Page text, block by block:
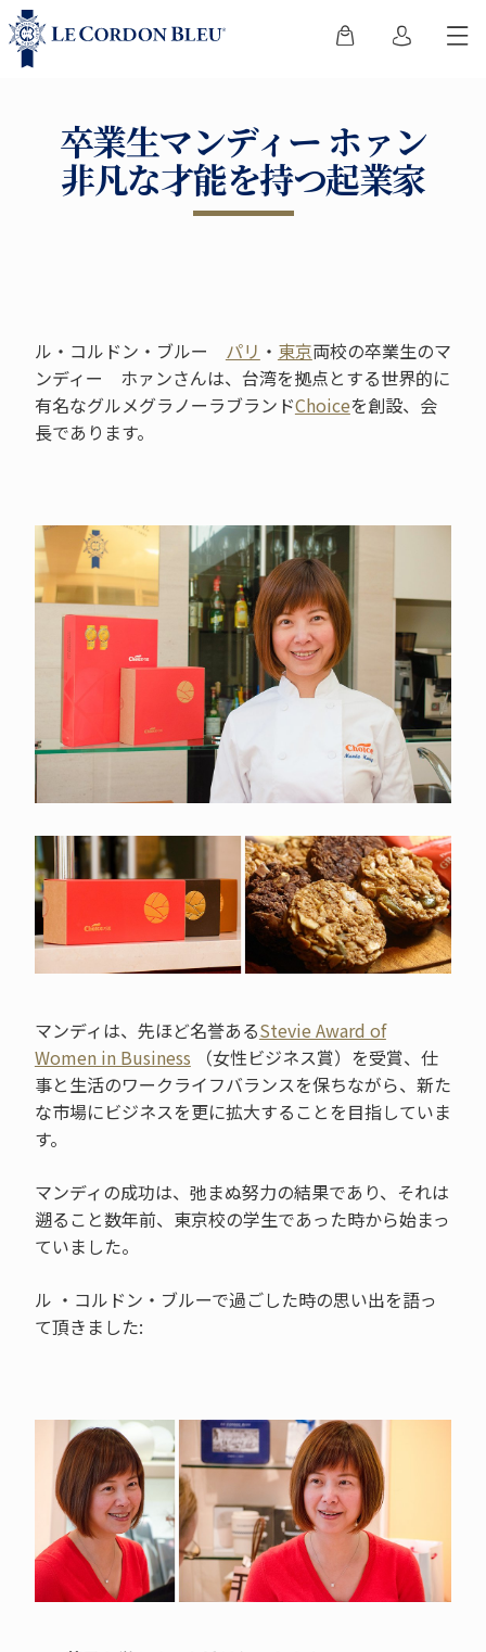
卒業生マンディー ホァン
非凡な才能を持つ起業家
ル・コルドン・ブルー パリ ・ 東京両校の卒業生のマ
ンディー ホァンさんは、台湾を拠点とする世界的に
有名なグルメグラノーラブランドChoiceを創設、会
長であります。
マンディは、先ほど名誉あるStevie Award of
Women in Business （女性ビジネス賞）を受賞、仕
事と生活のワークライフバランスを保ちながら、新た
な市場にビジネスを更に拡大することを目指していま
す。
マンディの成功は、弛まぬ努力の結果であり、それは
遡ること数年前、東京校の学生であった時から始まっ
ていました。
ル ・コルドン・ブルーで過ごした時の思い出を語っ
て頂きました: